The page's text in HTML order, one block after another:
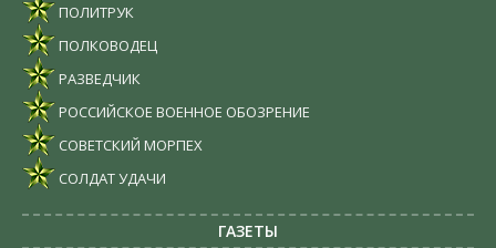
ПОЛИТРУК
ПОЛКОВОДЕЦ
РАЗВЕДЧИК
РОССИЙСКОЕ ВОЕННОЕ ОБОЗРЕНИЕ
СОВЕТСКИЙ МОРПЕХ
СОЛДАТ УДАЧИ
ГАЗЕТЫ